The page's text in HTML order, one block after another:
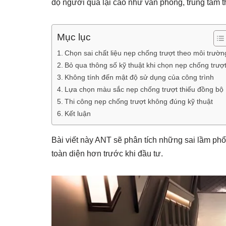
độ người qua lại cao như văn phòng, trung tâm
Mục lục
Chọn sai chất liệu nẹp chống trượt theo môi
Bỏ qua thông số kỹ thuật khi chọn nẹp chống trượt
Không tính đến mật độ sử dụng của công trình
Lựa chọn màu sắc nẹp chống trượt thiếu đồng bộ
Thi công nẹp chống trượt không đúng kỹ thuật
Kết luận
Bài viết này ANT sẽ phân tích những sai lầm
toàn diện hơn trước khi đầu tư.